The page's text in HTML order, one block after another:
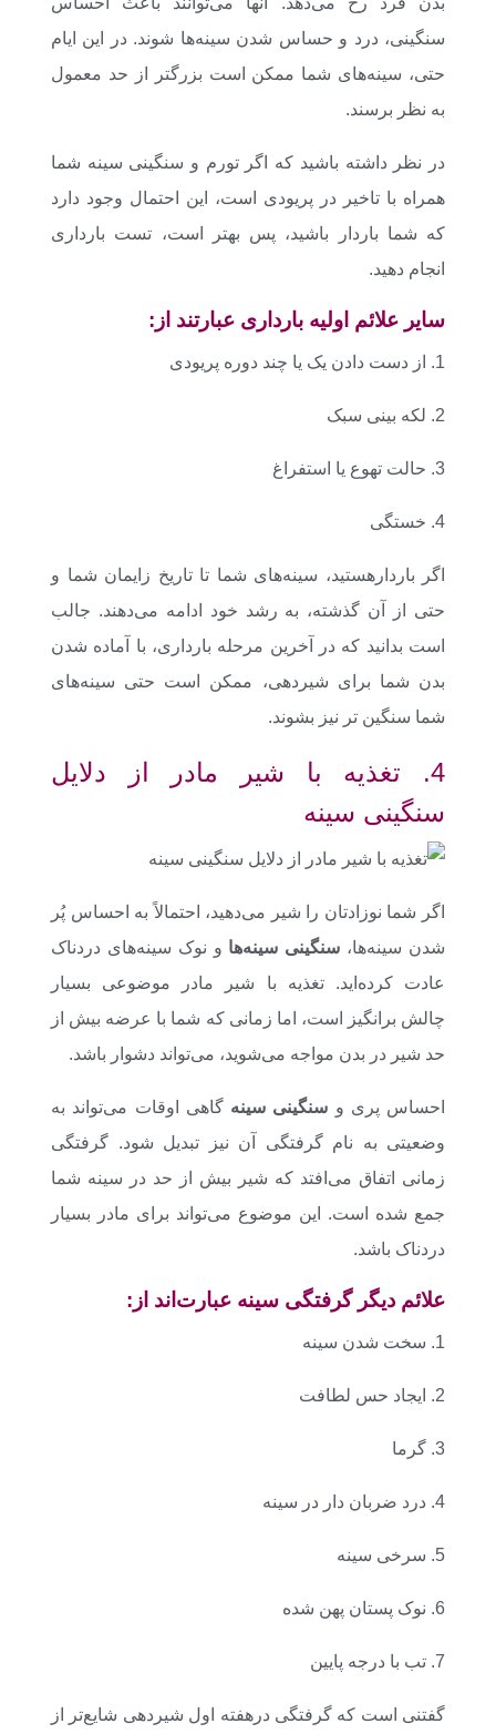
سنگینی، درد و حساس شدن سینه‌ها شوند. در این ایام
حتی، سینه‌های شما ممکن است بزرگتر از حد معمول
به نظر برسند.
در نظر داشته باشید که اگر تورم و سنگینی سینه شما
همراه با تاخیر در پریودی است، این احتمال وجود دارد
که شما باردار باشید، پس بهتر است، تست بارداری
انجام دهید.
سایر علائم اولیه بارداری عبارتند از:
1. از دست دادن یک یا چند دوره پریودی
2. لکه بینی سبک
3. حالت تهوع یا استفراغ
4. خستگی
اگر باردارهستید، سینه‌های شما تا تاریخ زایمان شما و
حتی از آن گذشته، به رشد خود ادامه می‌دهند. جالب
است بدانید که در آخرین مرحله بارداری، با آماده شدن
بدن شما برای شیردهی، ممکن است حتی سینه‌های
شما سنگین تر نیز بشوند.
4. تغذیه با شیر مادر از دلایل
سنگینی سینه
اگر شما نوزادتان را شیر می‌دهید، احتمالاً به احساس پُر
شدن سینه‌ها، سنگینی سینه‌ها و نوک سینه‌های دردناک
عادت کرده‌اید. تغذیه با شیر مادر موضوعی بسیار
چالش برانگیز است، اما زمانی که شما با عرضه بیش از
حد شیر در بدن مواجه می‌شوید، می‌تواند دشوار باشد.
احساس پری و سنگینی سینه گاهی اوقات می‌تواند به
وضعیتی به نام گرفتگی آن نیز تبدیل شود. گرفتگی
زمانی اتفاق می‌افتد که شیر بیش از حد در سینه شما
جمع شده است. این موضوع می‌تواند برای مادر بسیار
دردناک باشد.
علائم دیگر گرفتگی سینه عبارت‌اند از:
1. سخت شدن سینه
2. ایجاد حس لطافت
3. گرما
4. درد ضربان دار در سینه
5. سرخی سینه
6. نوک پستان پهن شده
7. تب با درجه پایین
گفتنی است که گرفتگی درهفته اول شیردهی شایع‌تر از